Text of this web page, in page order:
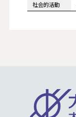
社会的活動